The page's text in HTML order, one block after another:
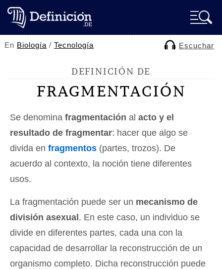
En Biología /Tecnología Escuchar
DEFINICIÓN DE
FRAGMENTACIÓN
Se denomina fragmentación al acto y el
resultado de fragmentar: hacer que algo se
divida en fragmentos (partes, trozos). De
acuerdo al contexto, la noción tiene diferentes
usos.
La fragmentación puede ser un mecanismo de
división asexual . En este caso, un individuo se
divide en diferentes partes, cada una con la
capacidad de desarrollar la reconstrucción de un
organismo completo. Dicha reconstrucción puede